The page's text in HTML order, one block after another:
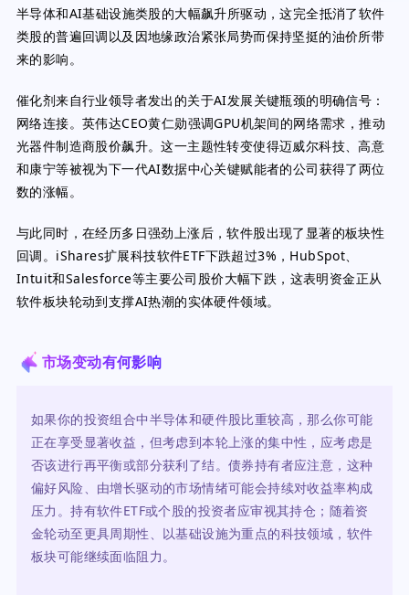
半导体和AI基础设施类股的大幅飙升所驱动，这完全抵消了软件
类股的普遍回调以及因地缘政治紧张局势而保持坚挺的油价所带
来的影响。
催化剂来自行业领导者发出的关于AI发展关键瓶颈的明确信号：
网络连接。英伟达CEO黄仁勋强调GPU机架间的网络需求，推动
光器件制造商股价飙升。这一主题性转变使得迈威尔科技、高意
和康宁等被视为下一代AI数据中心关键赋能者的公司获得了两位
数的涨幅。
与此同时，在经历多日强劲上涨后，软件股出现了显著的板块性
回调。iShares扩展科技软件ETF下跌超过3%，HubSpot、
Intuit和Salesforce等主要公司股价大幅下跌，这表明资金正从
软件板块轮动到支撑AI热潮的实体硬件领域。
市场变动有何影响
如果你的投资组合中半导体和硬件股比重较高，那么你可能
正在享受显著收益，但考虑到本轮上涨的集中性，应考虑是
否该进行再平衡或部分获利了结。债券持有者应注意，这种
偏好风险、由增长驱动的市场情绪可能会持续对收益率构成
压力。持有软件ETF或个股的投资者应审视其持仓；随着资
金轮动至更具周期性、以基础设施为重点的科技领域，软件
板块可能继续面临阻力。